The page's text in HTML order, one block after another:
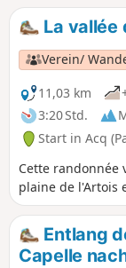
La vallée
Verein/
11,03 km
3:20 Std.
Start in Acq
Cette randonnée
plaine de l'Artois
Entlang
Capelle